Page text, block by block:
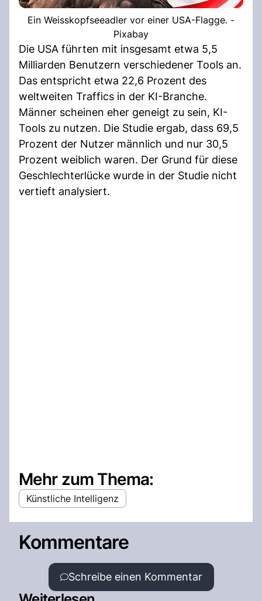
Ein Weisskopfseeadler vor einer USA-Flagge. -
Pixabay
Die USA führten mit insgesamt etwa 5,5
Milliarden Benutzern verschiedener Tools an.
Das entspricht etwa 22,6 Prozent des
weltweiten Traffics in der KI-Branche.
Männer scheinen eher geneigt zu sein, KI-
Tools zu nutzen. Die Studie ergab, dass 69,5
Prozent der Nutzer männlich und nur 30,5
Prozent weiblich waren. Der Grund für diese
Geschlechterlücke wurde in der Studie nicht
vertieft analysiert.
Mehr zum Thema:
Künstliche Intelligenz
Kommentare
Schreibe einen Kommentar